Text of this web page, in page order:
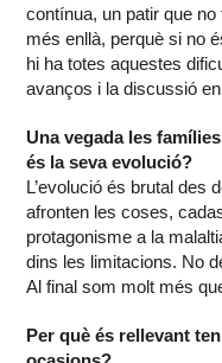
contínua, un patir que
més enllà, perquè si no
hi ha totes aquestes
avanços i la discussió
Una vegada les
és la seva evolució?
L’evolució és brutal des
afronten les coses,
protagonisme a la
dins les limitacions. No
Al final som molt més
Per què és rellevant